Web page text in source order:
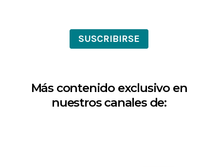
SUSCRIBIRSE
Más contenido exclusivo en
nuestros canales de: